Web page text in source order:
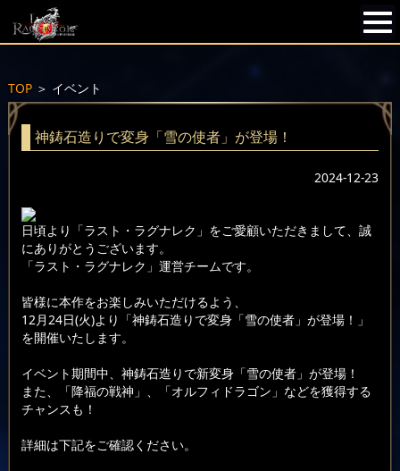
TOP＞ イベント
神鋳石造りで変身「雪の使者」が登場！
2024-12-23
日頃より「ラスト・ラグナレク」をご愛顧いただきまして、誠
にありがとうございます。
「ラスト・ラグナレク」運営チームです。
皆様に本作をお楽しみいただけるよう、
12月24日(火)より「神鋳石造りで変身「雪の使者」が登場！」
を開催いたします。
イベント期間中、神鋳石造りで新変身「雪の使者」が登場！
また、「降福の戦神」、「オルフィドラゴン」などを獲得する
チャンスも！
詳細は下記をご確認ください。